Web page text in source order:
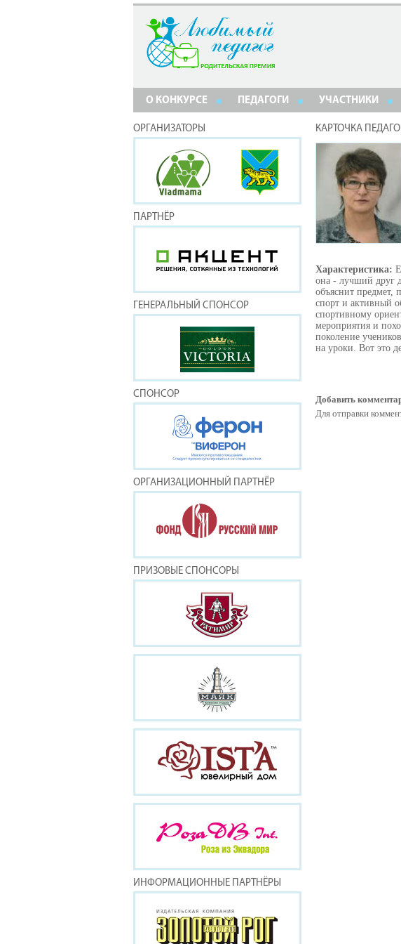
О КОНКУРСЕ ПЕДАГОГИ УЧАСТНИКИ
ОРГАНИЗАТОРЫ
ПАРТНЁР
ГЕНЕРАЛЬНЫЙ СПОНСОР
СПОНСОР
ОРГАНИЗАЦИОННЫЙ ПАРТНЁР
ПРИЗОВЫЕ СПОНСОРЫ
ИНФОРМАЦИОННЫЕ ПАРТНЁРЫ
КАРТОЧКА
Характеристика:
она - лучший друг
объяснит предмет,
спорт и активный
спортивному
мероприятия и
поколение
на уроки. Вот это
Добавить
Для отправки